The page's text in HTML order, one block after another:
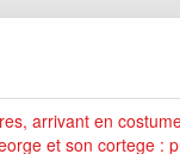
arrivant en
et son cortege :